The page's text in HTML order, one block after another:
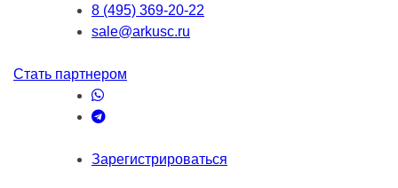
8 (495) 369-20-22
sale@arkusc.ru
Стать партнером
Зарегистрироваться